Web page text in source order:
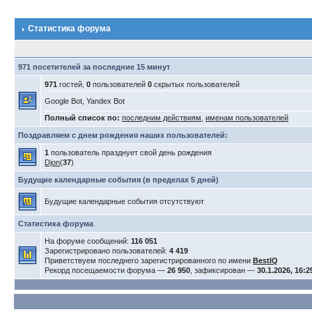
Статистика форума
971 посетителей за последние 15 минут
971 гостей,0 пользователей0 скрытых пользователей
Google Bot, Yandex Bot
Полный список по: последним действиям ,именам пользователей
Поздравляем с днем рождения наших пользователей:
1 пользователь празднует свой день рождения
Djon(37)
Будущие календарные события (в пределах 5 дней)
Будущие календарные события отсутствуют
Статистика форума
На форуме сообщений:116 051
Зарегистрировано пользователей:4 419
Приветствуем последнего зарегистрированного по имениBestIQ
Рекорд посещаемости форума —26 950 , зафиксирован —30.1.2026,